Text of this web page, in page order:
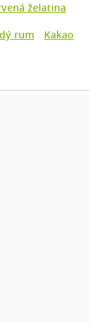
želatina
rum
Kakao